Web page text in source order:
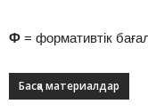
Ф = формативтік
Басқа материалдар